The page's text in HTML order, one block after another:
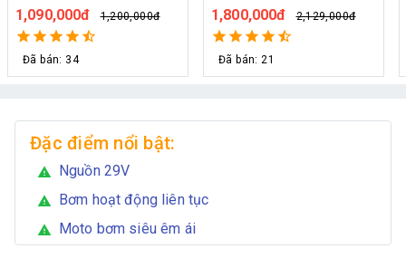
từ 30 đến 50 béc phun
1,800,000đ 2,129,000đ
Đã bán: 21
FOG-2703 hỗ trợ 70 đầu
phun
1,950,000đ 2,219,000đ
Đã bán: 292
Đặc điểm nổi bật:
warning Nguồn 29V
warning Bơm hoạt động liên tục
warning Moto bơm siêu êm ái